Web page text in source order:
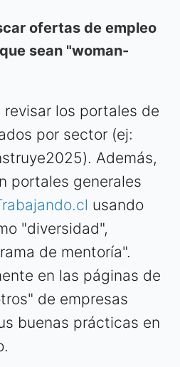
ofertas de empleo
sean "woman-
revisar los portales de
por sector (ej:
Además,
portales generales
usando
"diversidad",
de mentoría".
en las páginas de
de empresas
buenas prácticas en